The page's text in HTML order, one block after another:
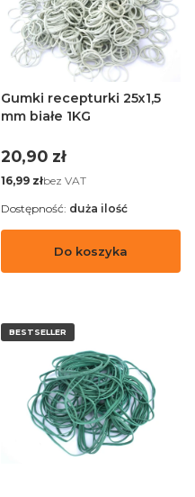
Gumki recepturki 25x1,5
mm białe 1KG
Cena
20,90 zł
Cena
16,99 złbez VAT
Do koszyka
Dostępność: duża ilość
BESTSELLER